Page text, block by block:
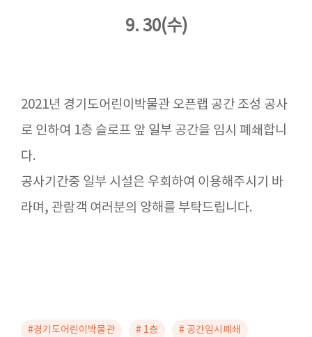
9. 30(수)
2021년 경기도어린이박물관 오픈랩 공간 조성 공사
로 인하여 1층 슬로프 앞 일부 공간을 임시 폐쇄합니
다.
공사기간중 일부 시설은 우회하여 이용해주시기 바
라며, 관람객 여러분의 양해를 부탁드립니다.
#경기도어린이박물관 # 1층 # 공간임시폐쇄